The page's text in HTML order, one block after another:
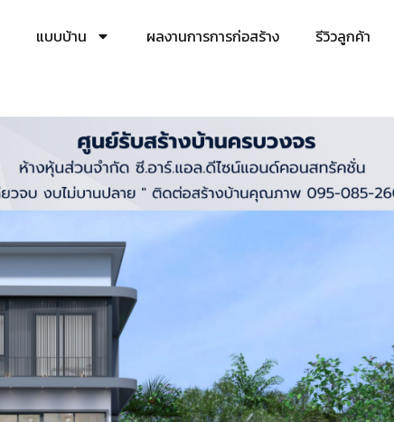
แบบบ้าน ผลงานการการก่อสร้าง รีวิวลูกค้า